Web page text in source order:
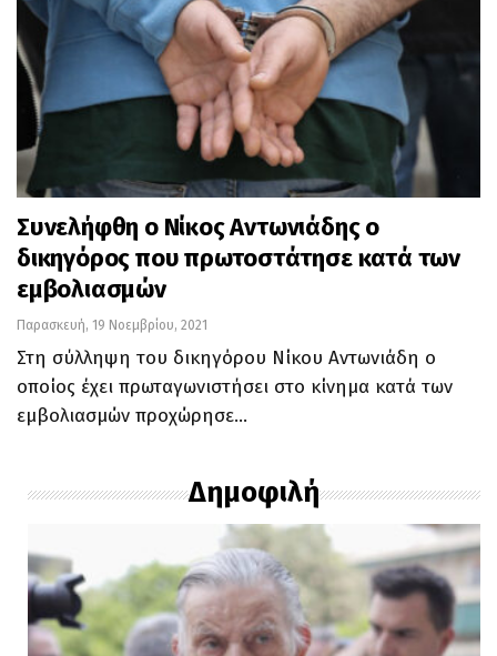
Συνελήφθη ο Νίκος Αντωνιάδης ο
δικηγόρος που πρωτοστάτησε κατά των
εμβολιασμών
Παρασκευή, 19 Νοεμβρίου, 2021
Στη σύλληψη του δικηγόρου Νίκου Αντωνιάδη ο
οποίος έχει πρωταγωνιστήσει στο κίνημα κατά των
εμβολιασμών προχώρησε…
Δημοφιλή